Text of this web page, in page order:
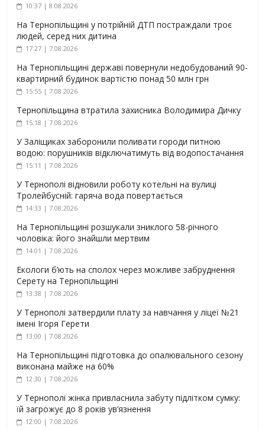
10:37 | 8.08.2026
На Тернопільщині у потрійній ДТП постраждали троє
людей, серед них дитина
17:27 | 7.08.2026
На Тернопільщині державі повернули недобудований 90-
квартирний будинок вартістю понад 50 млн грн
15:55 | 7.08.2026
Тернопільщина втратила захисника Володимира Дичку
15:18 | 7.08.2026
У Заліщиках заборонили поливати городи питною
водою: порушників відключатимуть від водопостачання
15:11 | 7.08.2026
У Тернополі відновили роботу котельні на вулиці
Тролейбусній: гаряча вода повертається
14:33 | 7.08.2026
На Тернопільщині розшукали зниклого 58-річного
чоловіка: його знайшли мертвим
14:01 | 7.08.2026
Екологи б’ють на сполох через можливе забруднення
Серету на Тернопільщині
13:38 | 7.08.2026
У Тернополі затвердили плату за навчання у ліцеї №21
імені Ігоря Герети
13:00 | 7.08.2026
На Тернопільщині підготовка до опалювального сезону
виконана майже на 60%
12:30 | 7.08.2026
У Тернополі жінка привласнила забуту підлітком сумку:
їй загрожує до 8 років ув’язнення
12:00 | 7.08.2026